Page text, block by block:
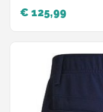
€ 125,99